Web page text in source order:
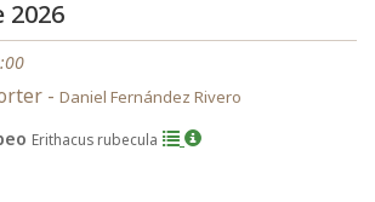
2026
- Daniel Fernández Rivero
Erithacus rubecula